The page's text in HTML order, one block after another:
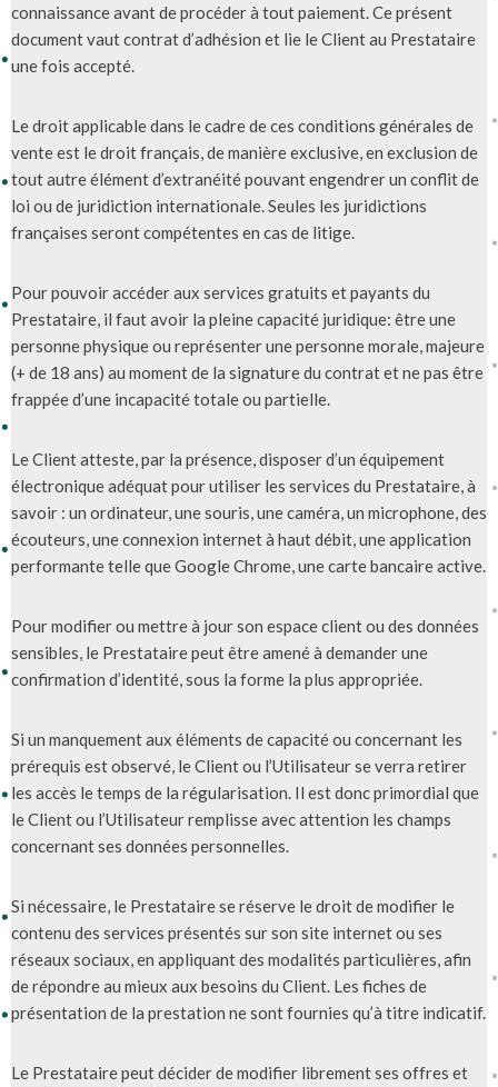
connaissance avant de procéder à tout paiement. Ce présent
document vaut contrat d’adhésion et lie le Client au Prestataire
une fois accepté.
Le droit applicable dans le cadre de ces conditions générales de
vente est le droit français, de manière exclusive, en exclusion de
tout autre élément d’extranéité pouvant engendrer un conflit de
loi ou de juridiction internationale. Seules les juridictions
françaises seront compétentes en cas de litige.
Pour pouvoir accéder aux services gratuits et payants du
Prestataire, il faut avoir la pleine capacité juridique: être une
personne physique ou représenter une personne morale, majeure
(+ de 18 ans) au moment de la signature du contrat et ne pas être
frappée d’une incapacité totale ou partielle.
Le Client atteste, par la présence, disposer d’un équipement
électronique adéquat pour utiliser les services du Prestataire, à
savoir : un ordinateur, une souris, une caméra, un microphone, des
écouteurs, une connexion internet à haut débit, une application
performante telle que Google Chrome, une carte bancaire active.
Pour modifier ou mettre à jour son espace client ou des données
sensibles, le Prestataire peut être amené à demander une
confirmation d’identité, sous la forme la plus appropriée.
Si un manquement aux éléments de capacité ou concernant les
prérequis est observé, le Client ou l’Utilisateur se verra retirer
les accès le temps de la régularisation. Il est donc primordial que
le Client ou l’Utilisateur remplisse avec attention les champs
concernant ses données personnelles.
Si nécessaire, le Prestataire se réserve le droit de modifier le
contenu des services présentés sur son site internet ou ses
réseaux sociaux, en appliquant des modalités particulières, afin
de répondre au mieux aux besoins du Client. Les fiches de
présentation de la prestation ne sont fournies qu’à titre indicatif.
Le Prestataire peut décider de modifier librement ses offres et